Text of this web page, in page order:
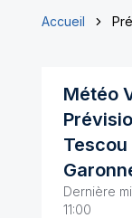
Accueil
Météo
Tescou
Dernière
11:00